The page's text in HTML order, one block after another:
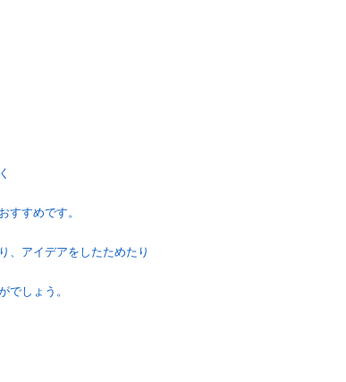
すすめです。
アイデアをしたためたり
でしょう。